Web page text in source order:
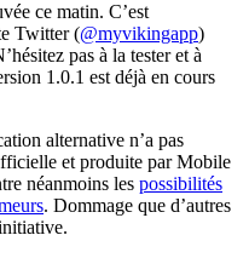
ce matin. C’est
Twitter (@myvikingapp)
pas à la tester et à
1.0.1 est déjà en cours
alternative n’a pas
et produite par Mobile
néanmoins les possibilités
. Dommage que d’autres